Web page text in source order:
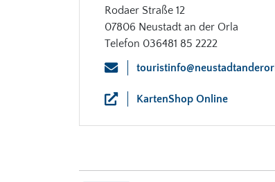
Rodaer Straße 12
07806 Neustadt an der Orla
Telefon 036481 85 2222
KartenShop Online